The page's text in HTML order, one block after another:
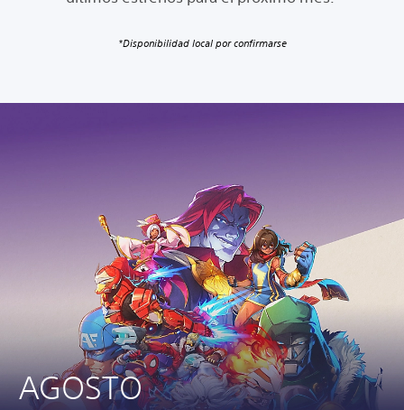
*Disponibilidad local por confirmarse
AGOSTO